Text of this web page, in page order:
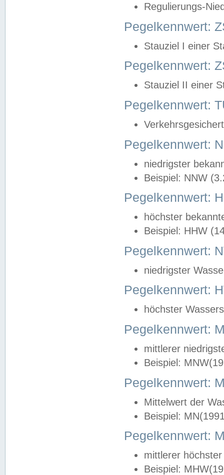
Regulierungs-
Pegelkennwert:
Stauziel I einer
Pegelkennwert:
Stauziel II einer
Pegelkennwert:
Pegelkennwert:
niedrigster
Beispiel: NNW
Pegelkennwert:
höchster
Beispiel: HHW
Pegelkennwert:
niedrigster
Pegelkennwert:
höchster
Pegelkennwert:
mittlerer
Beispiel:
Pegelkennwert:
Mittelwert der
Beispiel:
Pegelkennwert:
mittlerer
Beispiel: